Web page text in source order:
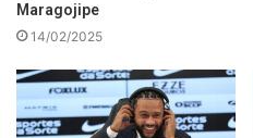
Maragojipe
14/02/2025